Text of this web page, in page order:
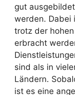
gut
werden. Dabei
trotz der
erbracht
sind als in
Ländern.
ist es eine